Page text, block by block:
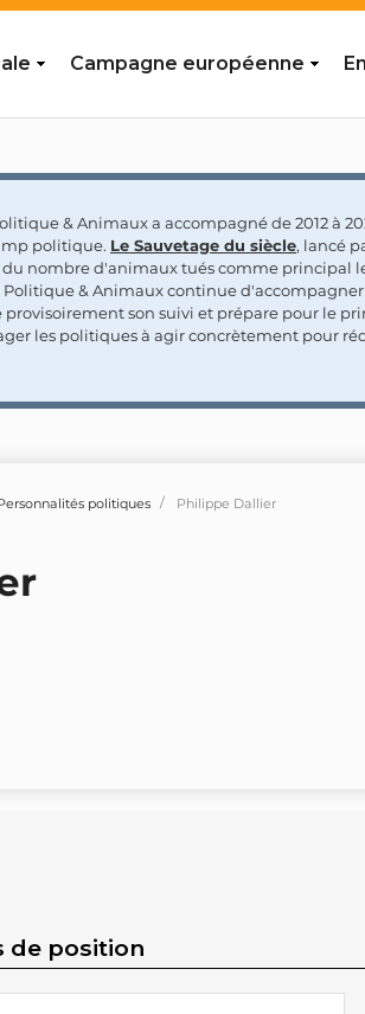
Campagne européenne
& Animaux a accompagné de 2012 à
politique. Le Sauvetage du siècle, lancé
nombre d'animaux tués comme principal
& Animaux continue d'accompagner
son suivi et prépare pour le
les politiques à agir concrètement pour
politiques Philippe Dallier
de position